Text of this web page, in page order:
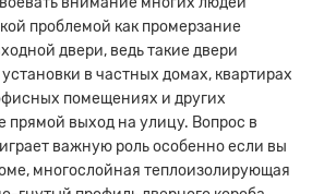
проблемой как промерзание
двери, ведь такие двери
в частных домах, квартирах
помещениях и других
выход на улицу. Вопрос в
важную роль особенно если вы
многослойная теплоизолирующая